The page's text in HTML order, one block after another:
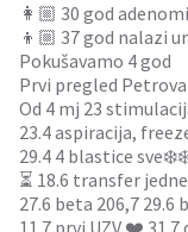
👩🏼 30 god
👦🏼 37 god nalazi
Pokušavamo 4 god
Prvi pregled
Od 4 mj 23
23.4 aspiracija,
29.4 4 blastice
⏳ 18.6 transfer
27.6 beta 206,7 29.6
11.7 prvi UZV ❤️